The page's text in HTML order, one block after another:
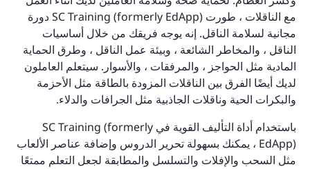
مع الناقلات ، طورت SC Training (formerly EdApp) دورة
مجانية لسلامة الناقل. إنه يوجه فريقك من خلال أساسيات
الناقل ، والمخاطر الشائعة ، وبيئة عمل الناقل ، وطرق الحماية
المادية مثل الحواجز ، والمرفقات ، والأسوار. سيتعلم العاملون
لديك أيضًا الفرق بين الناقلات المزودة بالطاقة مثل الأحزمة
والبكرات الحية وناقلات الجاذبية مثل الجرافات والدلاء.
باستخدام أداة التأليف القوية في SC Training (formerly
EdApp) ، يمكنك بسهولة تحرير الدروس وإضافة عناصر الألعاب
مثل السحب والإفلات والتسلسل والمطابقة لجعل التعلم ممتعًا